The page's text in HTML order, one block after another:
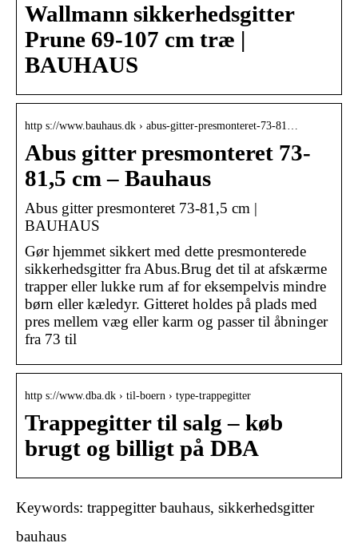
Wallmann sikkerhedsgitter
Prune 69-107 cm træ |
BAUHAUS
http s://www.bauhaus.dk › abus-gitter-presmonteret-73-81…
Abus gitter presmonteret 73-
81,5 cm – Bauhaus
Abus gitter presmonteret 73-81,5 cm |
BAUHAUS
Gør hjemmet sikkert med dette presmonterede
sikkerhedsgitter fra Abus.Brug det til at afskærme
trapper eller lukke rum af for eksempelvis mindre
børn eller kæledyr. Gitteret holdes på plads med
pres mellem væg eller karm og passer til åbninger
fra 73 til
http s://www.dba.dk › til-boern › type-trappegitter
Trappegitter til salg – køb
brugt og billigt på DBA
Keywords: trappegitter bauhaus, sikkerhedsgitter
bauhaus